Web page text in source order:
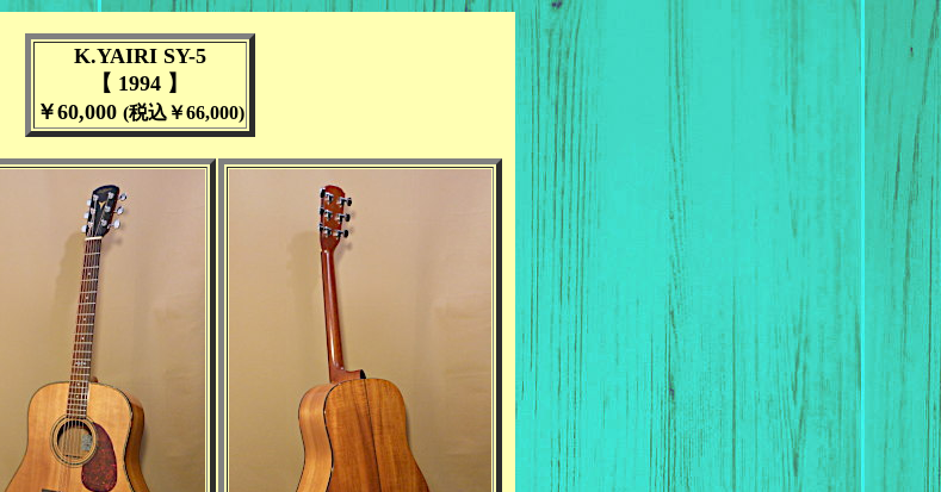
K.YAIRI SY-5
【 1994 】
￥60,000 (税込￥66,000)